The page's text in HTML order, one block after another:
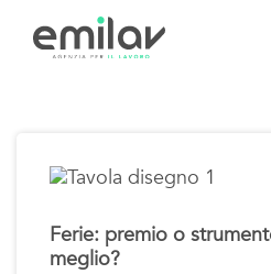
Ferie: premio o
meglio?